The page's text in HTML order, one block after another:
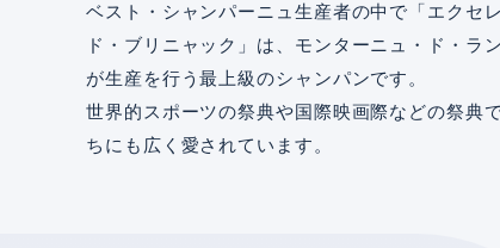
ベスト・シャンパーニュ生産者の中で「エクセ
ド・ブリニャック」は、モンターニュ・ド・ラ
が生産を行う最上級のシャンパンです。
世界的スポーツの祭典や国際映画際などの祭典
ちにも広く愛されています。